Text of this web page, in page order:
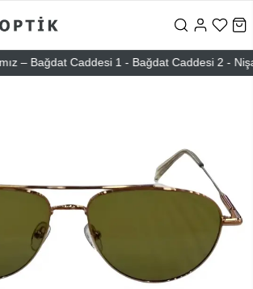
– Bağdat Caddesi 1 - Bağdat Caddesi 2 -